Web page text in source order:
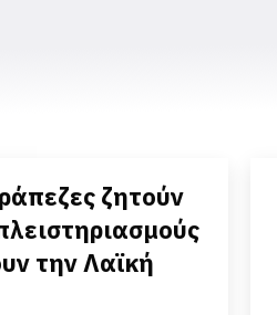
ζητούν
την Λαϊκή